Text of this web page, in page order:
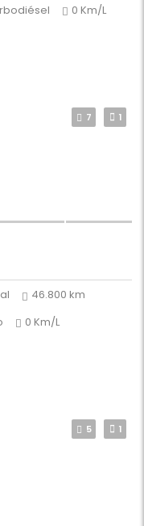
0 Km/L
7 1
46.800 km
0 Km/L
5 1